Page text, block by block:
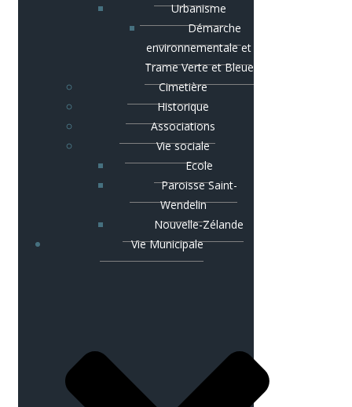
Urbanisme
Démarche
environnementale et
Trame Verte et Bleue
Cimetière
Historique
Associations
Vie sociale
Ecole
Paroisse Saint-
Wendelin
Nouvelle-Zélande
Vie Municipale